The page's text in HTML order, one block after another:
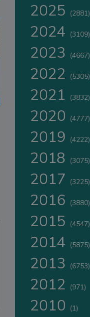
2025 (2881)
2024 (3109)
2023 (4667)
2022 (5305)
2021 (3832)
2020 (4777)
2019 (4222)
2018 (3075)
2017 (3225)
2016 (3880)
2015 (4547)
2014 (5875)
2013 (6753)
2012 (971)
2010 (1)